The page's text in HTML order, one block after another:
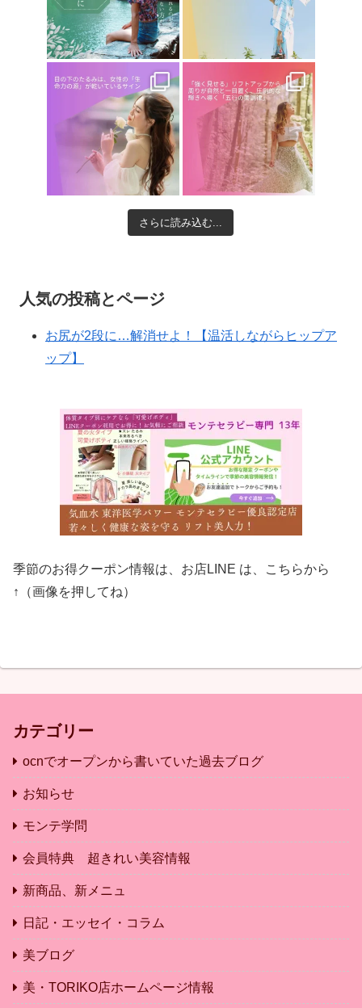
さらに読み込む...
人気の投稿とページ
お尻が2段に…解消せよ！【温活しながらヒップア
ップ】
季節のお得クーポン情報は、お店LINE は、こちらから
↑（画像を押してね）
カテゴリー
ocnでオープンから書いていた過去ブログ
お知らせ
モンテ学問
会員特典 超きれい美容情報
新商品、新メニュ
日記・エッセイ・コラム
美ブログ
美・TORIKO店ホームページ情報